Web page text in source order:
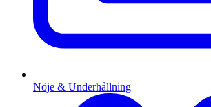
Nöje & Underhållning